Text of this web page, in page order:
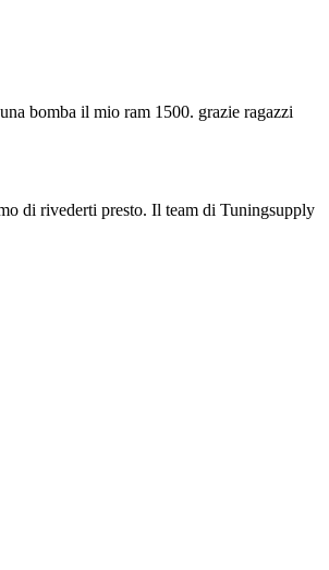
bomba il mio ram 1500. grazie ragazzi
di rivederti presto. Il team di Tuningsupply